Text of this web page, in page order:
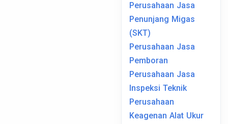
Perusahaan Jasa
Penunjang Migas
(SKT)
Perusahaan Jasa
Pemboran
Perusahaan Jasa
Inspeksi Teknik
Perusahaan
Keagenan Alat Ukur